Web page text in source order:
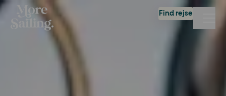
Find rejse